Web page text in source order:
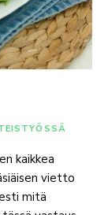
kaikkea
vietto
mitä